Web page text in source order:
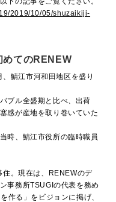
2019/10/05/shuzaikiji-
めてのRENEW
鯖江市河和田地区を盛り
ブル全盛期と比べ、出荷
感が産地を取り巻いていた
時、鯖江市役所の臨時職員
。現在は、RENEWのデ
事務所TSUGIの代表を務め
作る」をビジョンに掲げ、